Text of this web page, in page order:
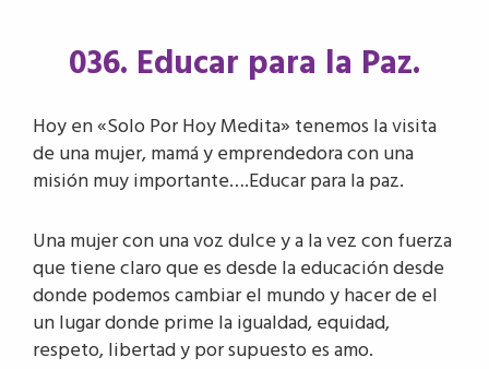
036. Educar para la Paz.
Hoy en «Solo Por Hoy Medita» tenemos la visita
de una mujer, mamá y emprendedora con una
misión muy importante….Educar para la paz.
Una mujer con una voz dulce y a la vez con fuerza
que tiene claro que es desde la educación desde
donde podemos cambiar el mundo y hacer de el
un lugar donde prime la igualdad, equidad,
respeto, libertad y por supuesto es amo.